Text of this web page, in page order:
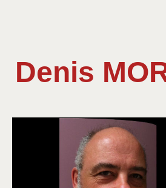
Denis